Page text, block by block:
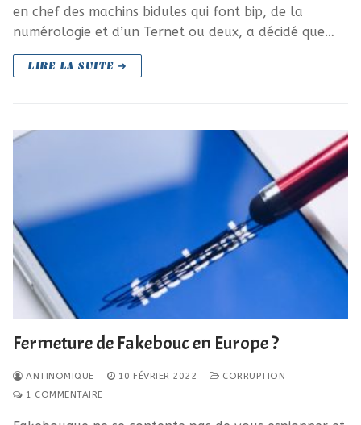
en chef des machins bidules qui font bip, de la
numérologie et d’un Ternet ou deux, a décidé que…
LIRE LA SUITE ➜
Fermeture de Fakebouc en Europe ?
ANTINOMIQUE 10 FÉVRIER 2022
CORRUPTION
1 COMMENTAIRE